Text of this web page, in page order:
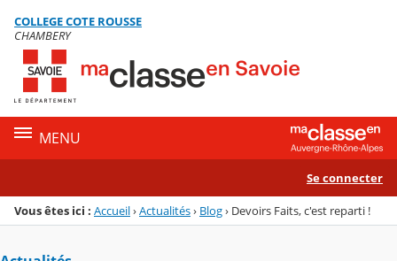
Menu de la rubrique
Contenu
COLLEGE COTE ROUSSE
CHAMBERY
MENU
Se connecter
Vous êtes ici : Accueil›Actualités› Blog› Devoirs Faits, c'est reparti !